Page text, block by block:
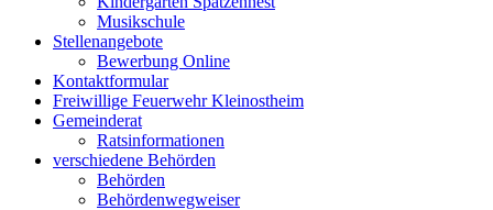
Musikschule
Stellenangebote
Bewerbung Online
Kontaktformular
Freiwillige Feuerwehr Kleinostheim
Gemeinderat
Ratsinformationen
verschiedene Behörden
Behörden
Behördenwegweiser